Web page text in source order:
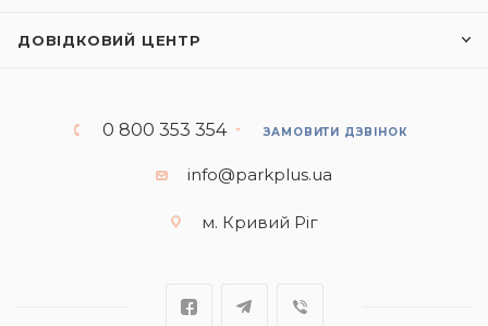
ДОВІДКОВИЙ ЦЕНТР
0 800 353 354 ЗАМОВИТИ ДЗВІНОК
info@parkplus.ua
м. Кривий Ріг